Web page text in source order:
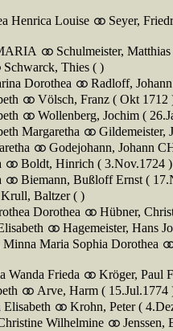
Henrica Louise
Seyer,
Schulmeister,
Schwarck, Thies ( )
Dorothea
Radloff,
Völsch, Franz ( Okt 1712
Wollenberg, Jochim (
Margaretha
Gildemeister,
Godejohann, Johann
Boldt, Hinrich ( 3.Nov.1724 )
Biemann, Bußloff Ernst (
Krull, Baltzer ( )
Dorothea
Hübner,
Hagemeister, Hans
Minna Maria Sophia Dorothea
Wanda Frieda
Kröger, Paul
Arve, Harm ( 15.Jul.1774
Krohn, Peter (
Wilhelmine
Jenssen,